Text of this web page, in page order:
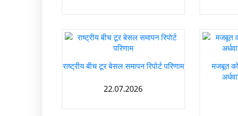
राष्ट्रीय बीच टूर बेसल समापन रिपोर्ट परिणाम
22.07.2026
मजबूत